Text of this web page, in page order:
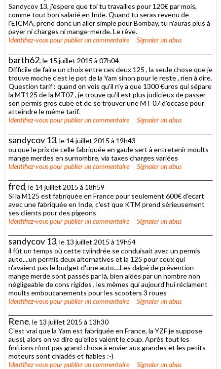
Sandycov 13, j'espere que toi tu travailles pour 120€ par mois,
comme tout bon salarié en Inde. Quand tu seras revenu de
l'EICMA, prend donc un aller simple pour Bombay, tu n'auras plus à
payer ni charges ni mange-merde. Le rêve.
Identifiez-vouspour publier un commentaire Signaler un abus
barth62, le 15 juillet 2015 à 07h04
Difficile de faire un choix entre ces deux 125 , la seule chose que je
trouve moche c'est le pot de la Yam sinon pour le reste , rien à dire.
Question tarif : quand on vois qu'il n'y a que 1300 €uros qui sépare
la MT125 de la MT07 , je trouve qu'il est plus judicieux de passer
son permis gros cube et de se trouver une MT 07 d'occase pour
atteindre le même tarif.
Identifiez-vouspour publier un commentaire Signaler un abus
sandycov 13, le 14 juillet 2015 à 19h43
ou que le prix de celle fabriquée en gaule sert à entretenir moults
mange merdes en surnombre, via taxes charges variées
Identifiez-vouspour publier un commentaire Signaler un abus
fred, le 14 juillet 2015 à 18h59
Si la M125 est fabriquée en France pour seulement 600€ d'ecart
avec une fabriquée en Inde, c'est que KTM prend sérieusement
ses clients pour des pigeons
Identifiez-vouspour publier un commentaire Signaler un abus
sandycov 13, le 13 juillet 2015 à 19h54
il fût un temps où cette cylindrée se conduisait avec un permis
auto....un permis deux alternatives et la 125 pour ceux qui
n'avaient pas le budget d'une auto....Les dalpé de prévention
mange merde sont passés par là, bien aidés par un nombre non
négligeable de cons rigides , les mêmes qui aujourd'hui réclament
moults emboucanements pour les scooters 3 roues
Identifiez-vouspour publier un commentaire Signaler un abus
Rene, le 13 juillet 2015 à 13h30
C'est vrai que la Yam est fabriquée en France, la YZF je suppose
aussi, alors on va dire qu'elles valent le coup. Après tout les
finitions n'ont pas grand chose à envier aux grandes et les petits
moteurs sont chiadés et fiables :-)
Identifiez-vouspour publier un commentaire Signaler un abus